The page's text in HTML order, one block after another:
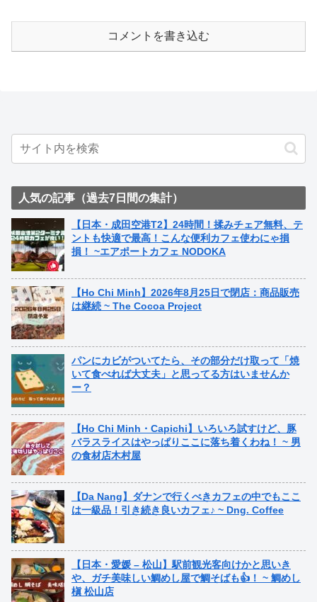
コメントを書き込む
人気の記事（過去7日間の集計）
【日本・成田空港T2】24時間！揉みチェア無料、テ
ントも快適で最高！こんな便利カフェ使わにゃ損
損！ ~エアポートカフェ NODOKA
【Ho Chi Minh】2026年8月25日で閉店：商品販売
は継続 ~ The Cocoa Project
パンにカビがついてたら、その部分だけ取って「焼
いて食べれば大丈夫」と思ってる方はいませんか
ー？
【Ho Chi Minh・Capichi】いろいろ試すけど、豚
バラスライスはやっぱりここに落ち着くわね！ ~ 男
の食材店木村屋
【Da Nang】ダナンで行くべきカフェの中でもここ
は一級品！引き続き良いカフェ♪ ~ Dng. Coffee
【日本・愛媛 – 松山】駅前観光客向けかと思いき
や、ガチ美味しい鯛めし屋で鯛そばも👍！ ~ 鯛めし
槇 松山店